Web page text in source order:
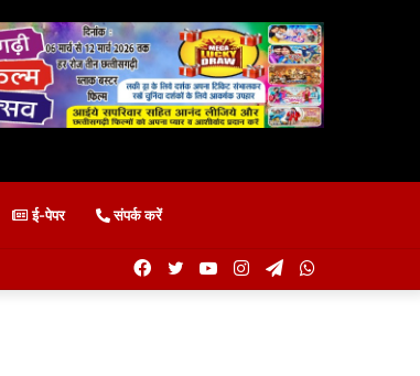
ई-पेपर संपर्क करें
Telegram
Instagram
YouTube
Twitter
Facebook